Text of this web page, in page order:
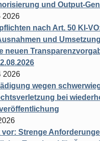
und Output-
2026
nach Art. 50 KI-
und
neuen
2026
wegen
bei
vor: Strenge